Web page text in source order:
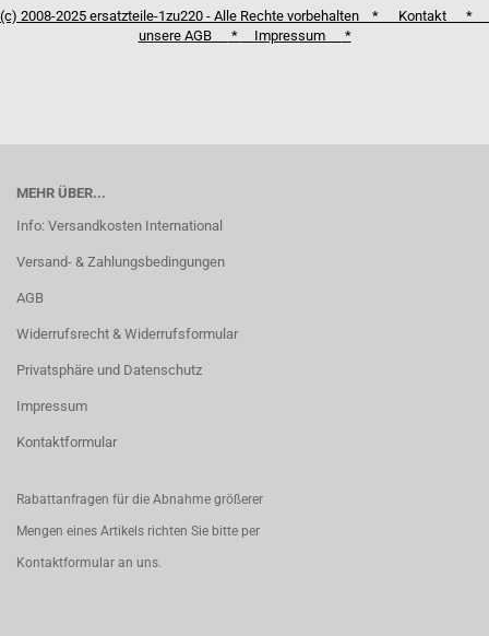
(c) 2008-2025 ersatzteile-1zu220 - Alle Rechte vorbehalten * Kontakt *
unsere AGB
* Impressum *
MEHR ÜBER...
Info: Versandkosten International
Versand- & Zahlungsbedingungen
AGB
Widerrufsrecht & Widerrufsformular
Privatsphäre und Datenschutz
Impressum
Kontaktformular
Rabattanfragen für die Abnahme größerer
Mengen eines Artikels richten Sie bitte per
Kontaktformular an uns.